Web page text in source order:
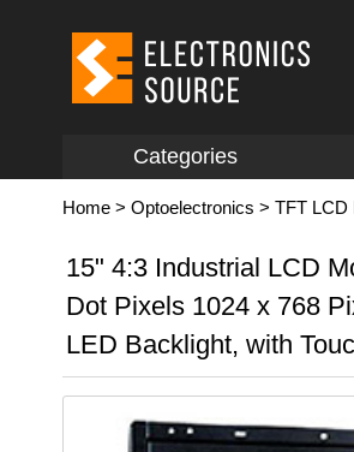
Categories
Home > Optoelectronics > TFT LCD
15" 4:3 Industrial LCD
Dot Pixels 1024 x 768
LED Backlight, with